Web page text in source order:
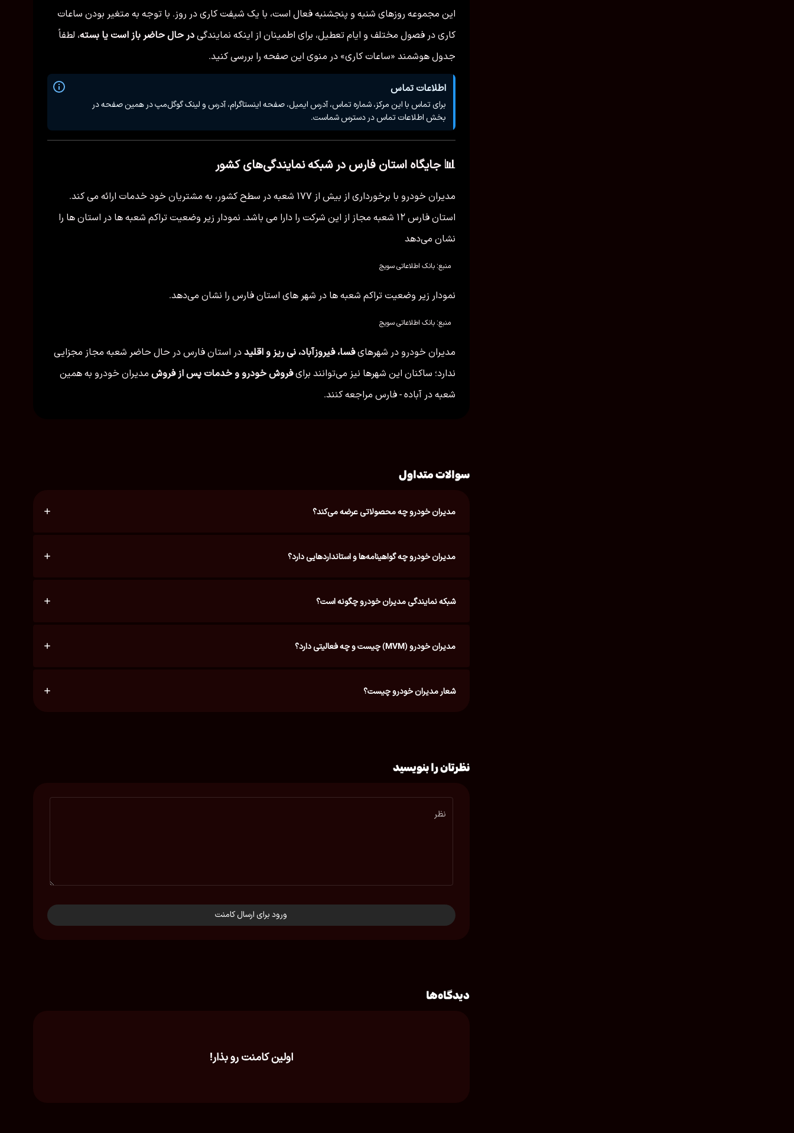
این مجموعه روزهای شنبه و پنجشنبه فعال است، با یک شیفت کاری در روز. با توجه به متغیر بودن ساعات
کاری در فصول مختلف و ایام تعطیل، برای اطمینان از اینکه نمایندگی در حال حاضر باز است یا بسته، لطفاً
جدول هوشمند «ساعات کاری» در منوی این صفحه را بررسی کنید.
اطلاعات تماس
برای تماس با این مرکز، شماره تماس، آدرس ایمیل، صفحه اینستاگرام، آدرس و لینک گوگل‌مپ در همین صفحه در
بخش اطلاعات تماس در دسترس شماست.
📊 جایگاه استان فارس در شبکه نمایندگی‌های کشور
مدیران خودرو با برخورداری از بیش از ۱۷۷ شعبه در سطح کشور، به مشتریان خود خدمات ارائه می کند.
استان فارس ۱۲ شعبه مجاز از این شرکت را دارا می باشد. نمودار زیر وضعیت تراکم شعبه ها در استان ها را
نشان می‌دهد
منبع: بانک اطلاعاتی سویج
نمودار زیر وضعیت تراکم شعبه ها در شهر های استان فارس را نشان می‌دهد.
منبع: بانک اطلاعاتی سویج
مدیران خودرو در شهرهایفسا، فیروزآباد، نی ریز و اقلیددر استان فارس در حال حاضر شعبه مجاز مجزایی
ندارد؛ ساکنان این شهرها نیز می‌توانند برایفروش خودرو و خدمات پس از فروش مدیران خودرو به همین
شعبه در آباده - فارس مراجعه کنند.
سوالات متداول
مدیران خودرو چه محصولاتی عرضه می‌کند؟
مدیران خودرو چه گواهینامه‌ها و استانداردهایی دارد؟
شبکه نمایندگی مدیران خودرو چگونه است؟
مدیران خودرو (MVM) چیست و چه فعالیتی دارد؟
شعار مدیران خودرو چیست؟
نظرتان را بنویسید
نظر
ورود برای ارسال کامنت
دیدگاه‌ها
اولین کامنت رو بذار!